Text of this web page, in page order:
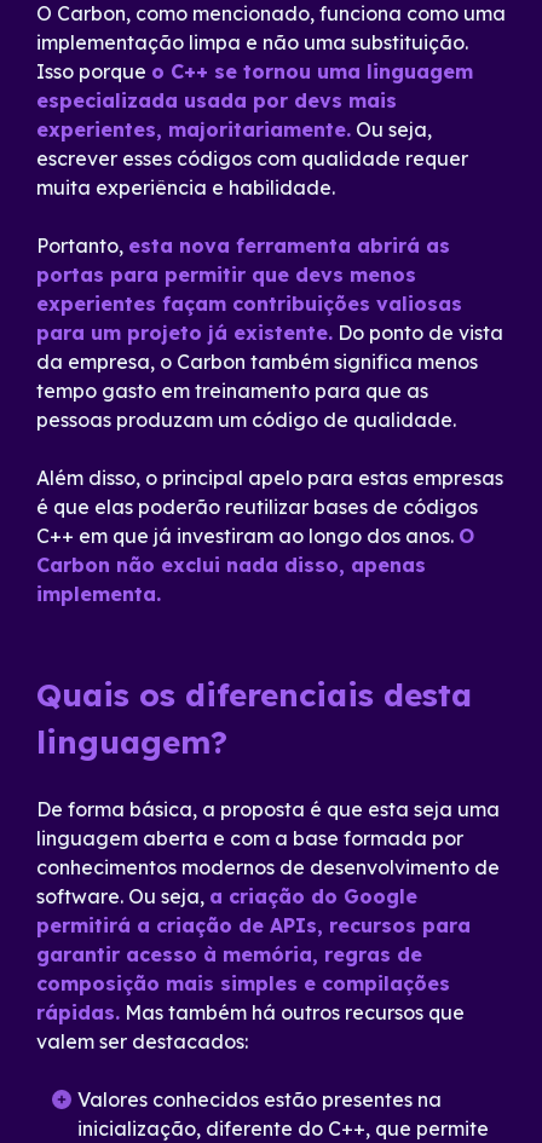
O Carbon, como mencionado, funciona como uma
implementação limpa e não uma substituição.
Isso porque o C++ se tornou uma linguagem
especializada usada por devs mais
experientes, majoritariamente. Ou seja,
escrever esses códigos com qualidade requer
muita experiência e habilidade.
Portanto, esta nova ferramenta abrirá as
portas para permitir que devs menos
experientes façam contribuições valiosas
para um projeto já existente. Do ponto de vista
da empresa, o Carbon também significa menos
tempo gasto em treinamento para que as
pessoas produzam um código de qualidade.
Além disso, o principal apelo para estas empresas
é que elas poderão reutilizar bases de códigos
C++ em que já investiram ao longo dos anos. O
Carbon não exclui nada disso, apenas
implementa.
Quais os diferenciais desta
linguagem?
De forma básica, a proposta é que esta seja uma
linguagem aberta e com a base formada por
conhecimentos modernos de desenvolvimento de
software. Ou seja, a criação do Google
permitirá a criação de APIs, recursos para
garantir acesso à memória, regras de
composição mais simples e compilações
rápidas. Mas também há outros recursos que
valem ser destacados:
Valores conhecidos estão presentes na
inicialização, diferente do C++, que permite